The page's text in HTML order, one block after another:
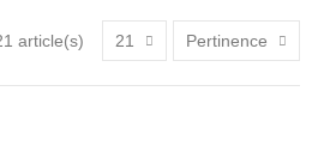
article(s) 21 Pertinence